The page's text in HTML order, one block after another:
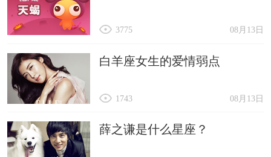
08月13日
3775
白羊座女生的爱情弱点
08月13日
1743
薛之谦是什么星座？